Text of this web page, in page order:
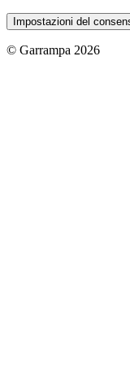
Impostazioni del
© Garrampa 2026